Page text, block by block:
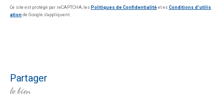
Ce site est protégé par reCAPTCHA, les Politiques de Confidentialité et es Conditions d'utilis
ation de Google s'appliquent.
partager
le bien